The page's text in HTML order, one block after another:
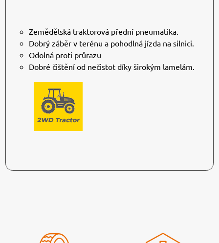
Zemědělská traktorová přední pneumatika.
Dobrý záběr v terénu a pohodlná jízda na silnici.
Odolná proti průrazu
Dobré čištění od nečistot díky širokým lamelám.